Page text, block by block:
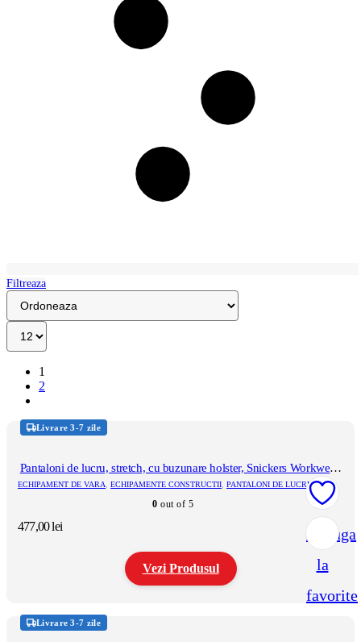
Filtreaza
1
2
Adauga
la
favorite
Livrare 3-7 zile
Pantaloni de lucru, stretch, cu buzunare holster, Snickers Workwear,
AllroundWork, 6241, Black/Black
ECHIPAMENT DE VARA, ECHIPAMENTE CONSTRUCTII, PANTALONI DE LUCRU
0 out of 5
477,00lei
Vezi Produsul
produs
are
Livrare 3-7 zile